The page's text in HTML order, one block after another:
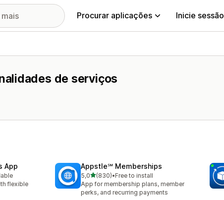
Procurar aplicações Inicie sessão
de serviços
App
flexible
Appstle℠ Memberships
5,0de 5 estrelas
(830)
830 total de avaliações
•Free to install
App for membership plans, member
perks, and recurring payments